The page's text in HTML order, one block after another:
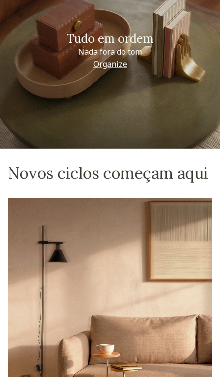
Tudo em ordem
Nada fora do tom
Organize
Novos ciclos começam aqui